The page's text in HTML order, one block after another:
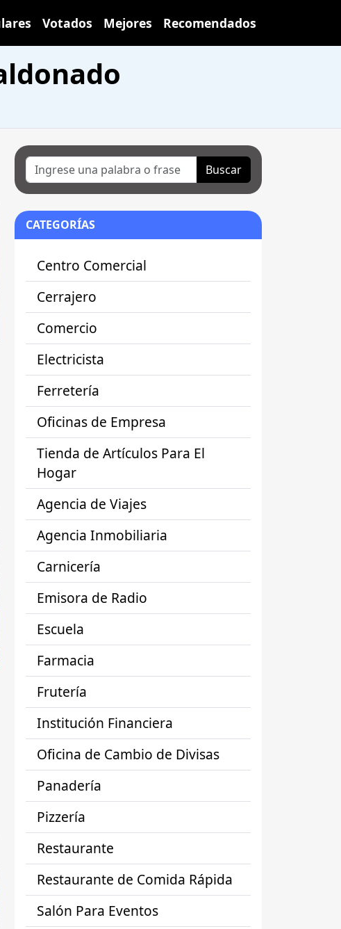
Votados Mejores Recomendados
Buscar
CATEGORÍAS
Centro Comercial
Cerrajero
Comercio
Electricista
Ferretería
Oficinas de Empresa
Tienda de Artículos Para El
Hogar
Agencia de Viajes
Agencia Inmobiliaria
Carnicería
Emisora de Radio
Escuela
Farmacia
Frutería
Institución Financiera
Oficina de Cambio de Divisas
Panadería
Pizzería
Restaurante
Restaurante de Comida Rápida
Salón Para Eventos